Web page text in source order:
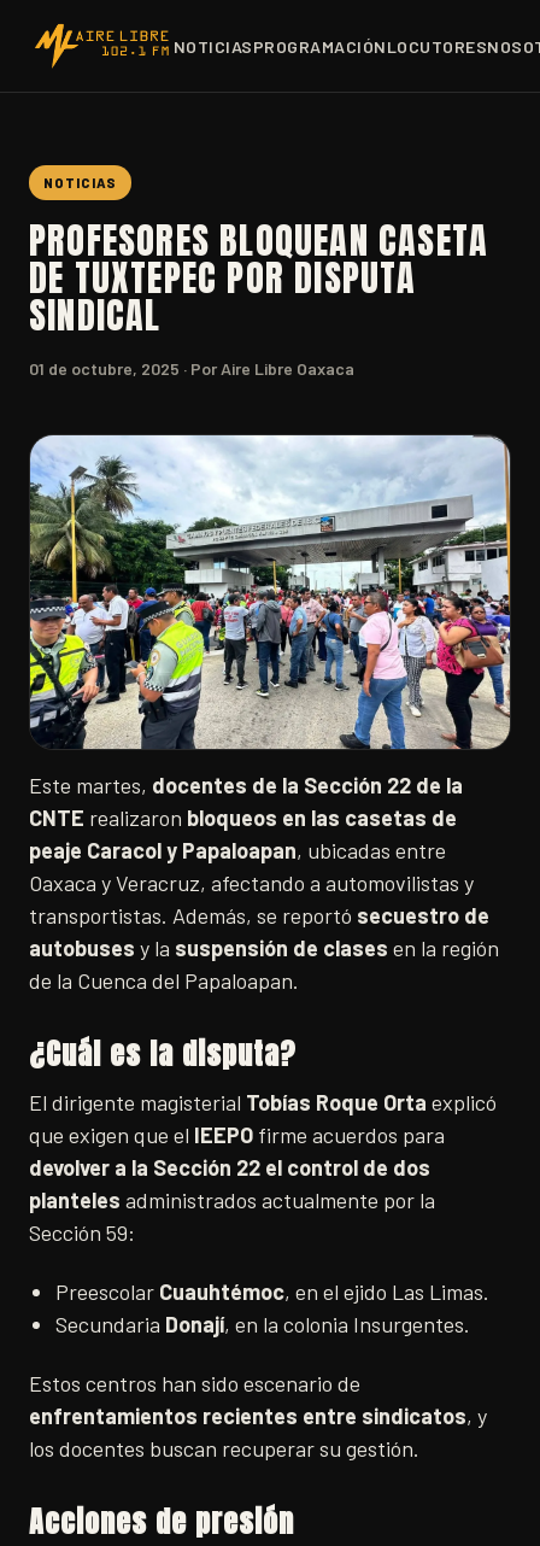
NOTICIASPROGRAMACIÓNLOCUTORES
NOTICIAS
PROFESORES BLOQUEAN CASETA
DE TUXTEPEC POR DISPUTA
SINDICAL
01 de octubre, 2025 · Por Aire Libre Oaxaca
Este martes, docentes de la Sección 22 de la
CNTE realizaron bloqueos en las casetas de
peaje Caracol y Papaloapan, ubicadas entre
Oaxaca y Veracruz, afectando a automovilistas y
transportistas. Además, se reportó secuestro de
autobuses y la suspensión de clases en la región
de la Cuenca del Papaloapan.
¿Cuál es la disputa?
El dirigente magisterial Tobías Roque Orta explicó
que exigen que el IEEPO firme acuerdos para
devolver a la Sección 22 el control de dos
planteles administrados actualmente por la
Sección 59:
Preescolar Cuauhtémoc, en el ejido Las Limas.
Secundaria Donají, en la colonia Insurgentes.
Estos centros han sido escenario de
enfrentamientos recientes entre sindicatos, y
los docentes buscan recuperar su gestión.
Acciones de presión